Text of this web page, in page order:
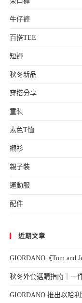
牛仔褲
百搭TEE
短褲
秋冬新品
穿搭分享
童裝
素色T恤
襯衫
親子裝
運動服
配件
近期文章
GIORDANO《Tom and
秋冬外套選購指南｜一
GIORDANO 推出以哈